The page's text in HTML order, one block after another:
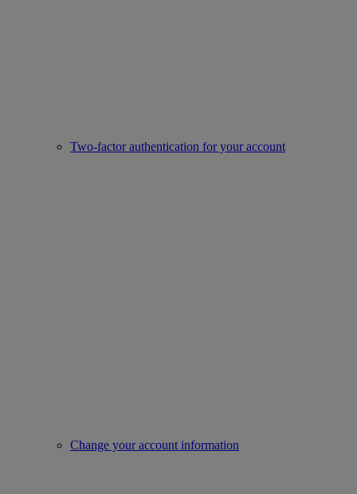
Two-factor authentication for your account
Change your account information